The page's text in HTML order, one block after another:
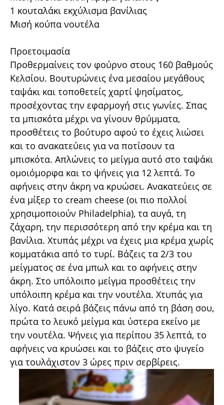
1 κουταλάκι εκχύλισμα βανίλιας
Μισή κούπα νουτέλα
Προετοιμασία
Προθερμαίνεις τον φούρνο στους 160 βαθμούς
Κελσίου. Βουτυρώνεις ένα μεσαίου μεγάθους
ταψάκι και τοποθετείς χαρτί ψησίματος,
προσέχοντας την εφαρμογή στις γωνίες. Σπας
τα μπισκότα μέχρι να γίνουν θρύμματα,
προσθέτεις το βούτυρο αφού το έχεις λιώσει
και το ανακατεύεις για να ποτίσουν τα
μπισκότα. Απλώνεις το μείγμα αυτό στο ταψάκι
ομοιόμορφα και το ψήνεις για 12 λεπτά. Το
αφήνεις στην άκρη να κρυώσει. Ανακατεύεις σε
ένα μίξερ το cream cheese (οι πιο πολλοί
χρησιμοποιούν Philadelphia), τα αυγά, τη
ζάχαρη, την περισσότερη από την κρέμα και τη
βανίλια. Χτυπάς μέχρι να έχεις μια κρέμα χωρίς
κομματάκια από το τυρί. Βάζεις τα 2/3 του
μείγματος σε ένα μπωλ και το αφήνεις στην
άκρη. Στο υπόλοιπο μείγμα προσθέτεις την
υπόλοιπη κρέμα και την νουτέλα. Χτυπάς για
λίγο. Κατά σειρά βάζεις πάνω από τη βάση σου,
πρώτα το λευκό μείγμα και ύστερα εκείνο με
την νουτέλα. Ψήνεις για περίπου 35 λεπτά, το
αφήνεις να κρυώσει και το βάζεις στο ψυγείο
για τουλάχιστον 3 ώρες πριν σερβίρεις.